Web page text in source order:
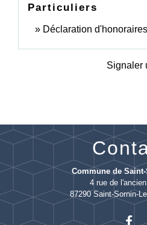
Particuliers
Déclaration
Signaler
Commune de
4 rue de
87290 Saint-Sornin-